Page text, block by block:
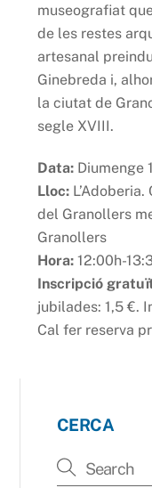
museografiat
de les restes
artesanal
Ginebreda i,
la ciutat de
segle XVIII.
Data: Diumenge
Lloc:
del Granollers
Granollers
Hora:12:00h-
Inscripció
jubilades: 1,5 €.
Cal fer reserva
CERCA